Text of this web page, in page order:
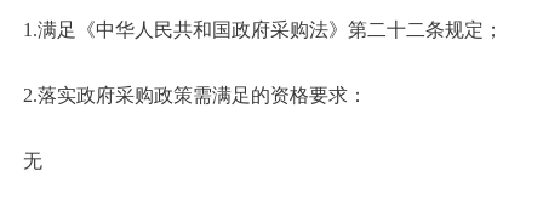
1.满足《中华人民共和国政府采购法》第二十二条规定；
2.落实政府采购政策需满足的资格要求：
无